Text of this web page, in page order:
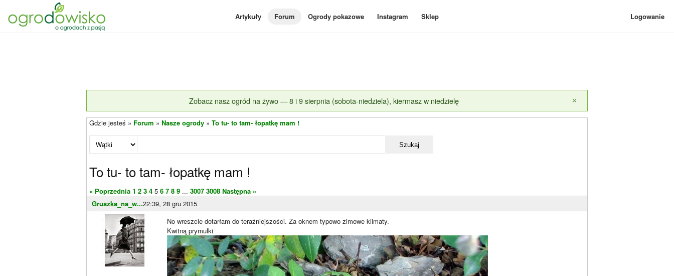
Artykuły Forum Ogrody pokazowe Instagram Sklep Logowanie
Zobacz nasz ogród na żywo — 8 i 9 sierpnia (sobota-niedziela), kiermasz w niedzielę ×
Gdzie jesteś » Forum » Nasze ogrody » To tu- to tam- łopatkę mam !
Szukaj
To tu- to tam- łopatkę mam !
« Poprzednia 1 2 3 4 5 6 7 8 9 ... 3007 3008 Następna »
Gruszka_na_w...22:39, 28 gru 2015
No wreszcie dotarłam do teraźniejszości. Za oknem typowo zimowe klimaty.
Kwitną prymulki